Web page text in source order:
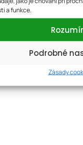
a funkce.
Podrobné
Zásady